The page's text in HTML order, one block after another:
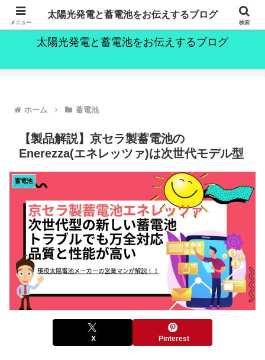
～持続可能な社会の実現のために～
太陽光発電と蓄電池をお伝えするブログ
ホーム 蓄電池
【製品解説】京セラ製蓄電池の
Enerezza(エネレッツァ)は次世代モデル型
蓄電池
X Pinterest
メニュー
太陽光発電と蓄電池をお伝えするブログ
検索